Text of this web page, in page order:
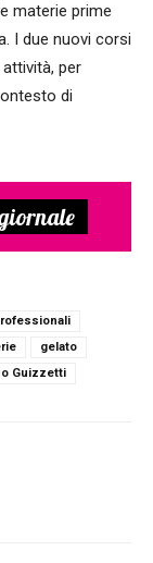
materie prime
I due nuovi corsi
per
di
gelato
Guizzetti